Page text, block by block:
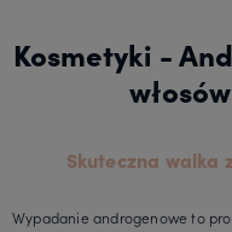
Kosmetyki -
Skuteczna walka
Wypadanie androgenowe to